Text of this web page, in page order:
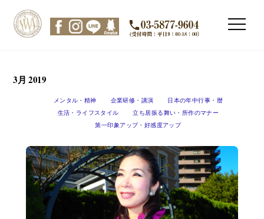
content
Menu
3月 2019
メンタル・精神 企業研修・講演
日本の年中行事・暦
生活・ライフスタイル
立ち居振る舞い・所作のマナー
第一印象アップ・好感度アップ